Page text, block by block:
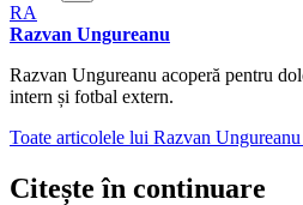
RA
Razvan Ungureanu
Razvan Ungureanu acoperă pentru
intern și fotbal extern.
Toate articolele lui Razvan
Citește în continuare